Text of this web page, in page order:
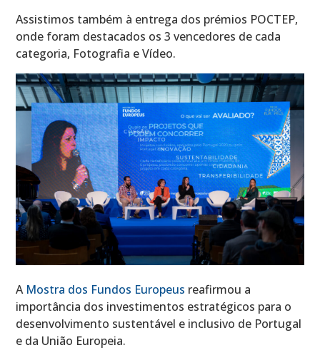
Assistimos também à entrega dos prémios POCTEP,
onde foram destacados os 3 vencedores de cada
categoria, Fotografia e Vídeo.
A Mostra dos Fundos Europeus reafirmou a
importância dos investimentos estratégicos para o
desenvolvimento sustentável e inclusivo de Portugal
e da União Europeia.